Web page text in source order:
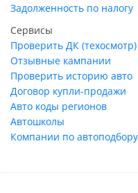
Задолженность по налогу
Сервисы
Проверить ДК (техосмотр)
Отзывные кампании
Проверить историю авто
Договор купли-продажи
Авто коды регионов
Автошколы
Компании по автоподбору